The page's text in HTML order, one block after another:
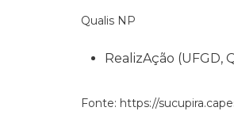
Qualis NP
RealizAção (UFGD,
Fonte: https://